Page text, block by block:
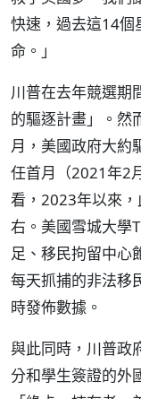
快速，過去這14個
命。」
川普在去年競選期
的驅逐計畫」。然
月，美國政府大約
任首月（2021年2
看，2023年以來
右。美國雪城大學
足、移民拘留中心
每天抓捕的非法移
時發佈數據。
與此同時，川普政
分和學生簽證的外